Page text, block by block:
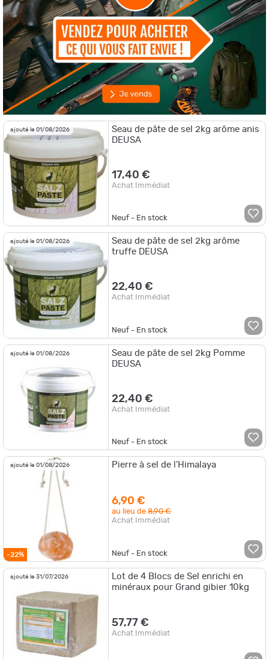
ajouté le 01/08/2026
Seau de pâte de sel 2kg arôme anis
DEUSA
17,40 €
Achat Immédiat
Neuf - En stock
ajouté le 01/08/2026
Seau de pâte de sel 2kg arôme
truffe DEUSA
22,40 €
Achat Immédiat
Neuf - En stock
ajouté le 01/08/2026
Seau de pâte de sel 2kg Pomme
DEUSA
22,40 €
Achat Immédiat
Neuf - En stock
ajouté le 01/08/2026
-22%
Pierre à sel de l'Himalaya
6,90 €
au lieu de8,90 €
Achat Immédiat
Neuf - En stock
ajouté le 31/07/2026
Lot de 4 Blocs de Sel enrichi en
minéraux pour Grand gibier 10kg
57,77 €
Achat Immédiat